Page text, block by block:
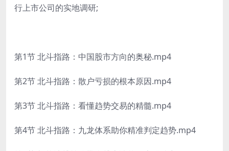
行上市公司的实地调研;
第1节 北斗指路：中国股市方向的奥秘.mp4
第2节 北斗指路：散户亏损的根本原因.mp4
第3节 北斗指路：看懂趋势交易的精髓.mp4
第4节 北斗指路：九龙体系助你精准判定趋势.mp4